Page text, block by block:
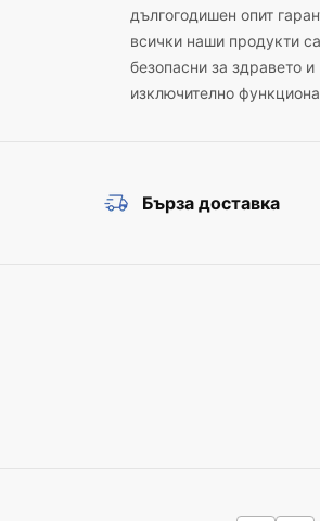
дългогодишен опит
всички наши продукти
безопасни за здравето и
изключително
Бърза доставка